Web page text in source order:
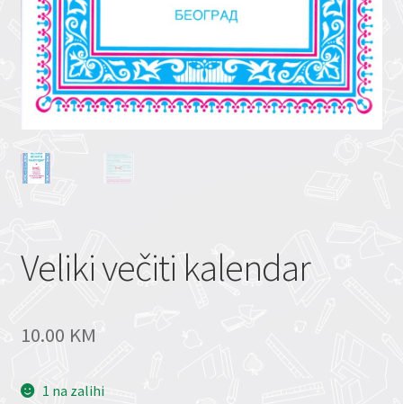
Veliki večiti kalendar
10.00 KM
1 na zalihi